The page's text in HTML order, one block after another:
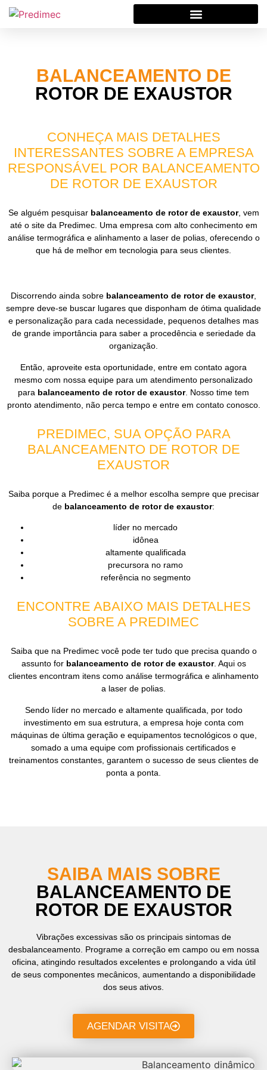
BALANCEAMENTO DE
ROTOR DE EXAUSTOR
CONHEÇA MAIS DETALHES
INTERESSANTES SOBRE A EMPRESA
RESPONSÁVEL POR BALANCEAMENTO
DE ROTOR DE EXAUSTOR
Se alguém pesquisar balanceamento de rotor de exaustor, vem
até o site da Predimec. Uma empresa com alto conhecimento em
análise termográfica e alinhamento a laser de polias, oferecendo o
que há de melhor em tecnologia para seus clientes.
Discorrendo ainda sobre balanceamento de rotor de exaustor,
sempre deve-se buscar lugares que disponham de ótima qualidade
e personalização para cada necessidade, pequenos detalhes mas
de grande importância para saber a procedência e seriedade da
organização.
Então, aproveite esta oportunidade, entre em contato agora
mesmo com nossa equipe para um atendimento personalizado
para balanceamento de rotor de exaustor. Nosso time tem
pronto atendimento, não perca tempo e entre em contato conosco.
PREDIMEC, SUA OPÇÃO PARA
BALANCEAMENTO DE ROTOR DE
EXAUSTOR
Saiba porque a Predimec é a melhor escolha sempre que precisar
de balanceamento de rotor de exaustor:
líder no mercado
idônea
altamente qualificada
precursora no ramo
referência no segmento
ENCONTRE ABAIXO MAIS DETALHES
SOBRE A PREDIMEC
Saiba que na Predimec você pode ter tudo que precisa quando o
assunto for balanceamento de rotor de exaustor. Aqui os
clientes encontram itens como análise termográfica e alinhamento
a laser de polias.
Sendo líder no mercado e altamente qualificada, por todo
investimento em sua estrutura, a empresa hoje conta com
máquinas de última geração e equipamentos tecnológicos o que,
somado a uma equipe com profissionais certificados e
treinamentos constantes, garantem o sucesso de seus clientes de
ponta a ponta.
SAIBA MAIS SOBRE
BALANCEAMENTO DE
ROTOR DE EXAUSTOR
Vibrações excessivas são os principais sintomas de
desbalanceamento. Programe a correção em campo ou em nossa
oficina, atingindo resultados excelentes e prolongando a vida útil
de seus componentes mecânicos, aumentando a disponibilidade
dos seus ativos.
AGENDAR VISITA